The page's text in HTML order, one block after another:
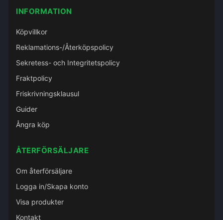
INFORMATION
Köpvillkor
Reklamations-/Återköpspolicy
Sekretess- och Integritetspolicy
Fraktpolicy
Friskrivningsklausul
Guider
Ångra köp
ÅTERFÖRSÄLJARE
Om återförsäljare
Logga in/Skapa konto
Visa produkter
Kontakt